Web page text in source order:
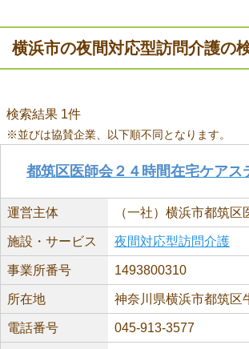
横浜市の夜間対応型訪問介護の
検索結果 1件
※並びは協賛企業、以下順不同となります。
都筑区医師会２４時間在宅ケアス
運営主体 （一社）横浜市都筑区
施設・サービス 夜間対応型訪問介護
事業所番号 1493800310
所在地 神奈川県横浜市都筑区
電話番号 045-913-3577